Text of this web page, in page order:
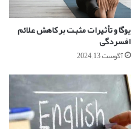
یوگا و تأثیرات مثبت بر کاهش علائم
افسردگی
آگوست 13, 2024